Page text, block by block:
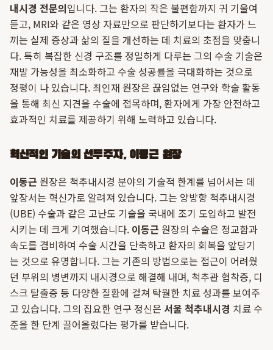
내시경 전문의입니다. 그는 환자의 작은 불편함까지 귀 기울여
듣고, MRI와 같은 영상 자료만으로 판단하기보다는 환자가 느
끼는 실제 증상과 삶의 질을 개선하는 데 치료의 초점을 맞춥니
다. 특히 복잡한 신경 구조를 정밀하게 다루는 그의 수술 기술은
재발 가능성을 최소화하고 수술 성공률을 극대화하는 것으로
정평이 나 있습니다. 최인재 원장은 끊임없는 연구와 학술 활동
을 통해 최신 지견을 수술에 접목하며, 환자에게 가장 안전하고
효과적인 치료를 제공하기 위해 노력하고 있습니다.
혁신적인 기술의 선두주자, 이동근 원장
이동근 원장은 척추내시경 분야의 기술적 한계를 넘어서는 데
앞장서는 혁신가로 알려져 있습니다. 그는 양방향 척추내시경
(UBE) 수술과 같은 고난도 기술을 국내에 조기 도입하고 발전
시키는 데 크게 기여했습니다. 이동근 원장의 수술은 정교함과
속도를 겸비하여 수술 시간을 단축하고 환자의 회복을 앞당기
는 것으로 유명합니다. 그는 기존의 방법으로는 접근이 어려웠
던 부위의 병변까지 내시경으로 해결해 내며, 척추관 협착증, 디
스크 탈출증 등 다양한 질환에 걸쳐 탁월한 치료 성과를 보여주
고 있습니다. 그의 집요한 연구 정신은 서울 척추내시경 치료 수
준을 한 단계 끌어올렸다는 평가를 받습니다.